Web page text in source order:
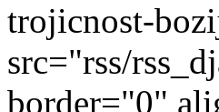
trojicnost-
src="rss/
border="0"